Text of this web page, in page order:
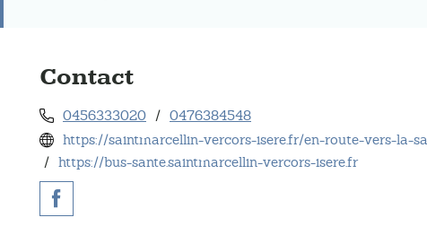
Contact
0456333020 / 0476384548
https://saintmarcellin-vercors-isere.fr/en-route-vers-la-
/ https://bus-sante.saintmarcellin-vercors-isere.fr